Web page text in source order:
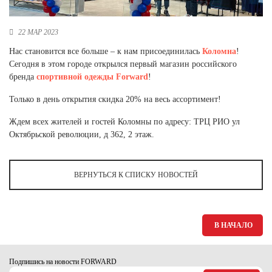
Новосибирская область (3)
Омская область (5)
Республика Башкортостан (3)
Республика Крым (1)
Республика Татарстан (2)
Санкт-Петербург и ЛО (3)
Саратовская область (1)
Смоленская область (1)
Ставропольский край (5)
Хакасия (1)
22 МАР 2023
Нас становится все больше – к нам присоединилась Коломна!
Сегодня в этом городе открылся первый магазин российского
бренда спортивной одежды Forward!
Только в день открытия скидка 20% на весь ассортимент!
Ждем всех жителей и гостей Коломны по адресу: ТРЦ РИО ул
Октябрьской революции, д 362, 2 этаж.
ВЕРНУТЬСЯ К СПИСКУ НОВОСТЕЙ
В НАЧАЛО
Подпишись на новости FORWARD